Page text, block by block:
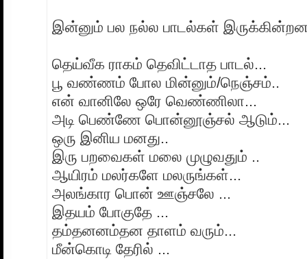
இன்னும் பல நல்ல பாடல்கள்
தெய்வீக ராகம் தெவிட்டாத பாடல்...
பூ வண்ணம் போல மின்னும்/நெஞ்சம்..
என் வானிலே ஒரே வெண்ணிலா...
அடி பெண்ணே பொன்னூஞ்சல் ஆடும்...
ஒரு இனிய மனது..
இரு பறவைகள் மலை முழுவதும் ..
ஆயிரம் மலர்களே மலருங்கள்...
அலங்கார பொன் ஊஞ்சலே ...
இதயம் போகுதே ...
தம்தனனம்தன தாளம் வரும்...
மீன்கொடி தேரில் ...